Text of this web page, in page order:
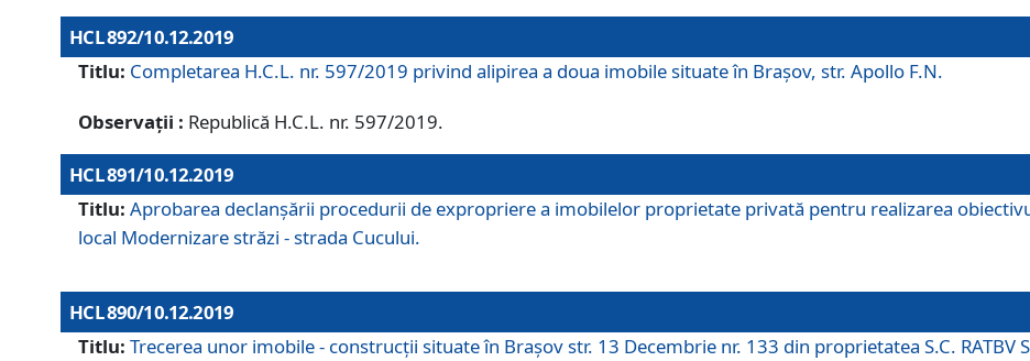
HCL 892/10.12.2019
Titlu: Completarea H.C.L. nr. 597/2019 privind alipirea a doua imobile situate în Brașov, str. Apollo F.N.
Observații : Republică H.C.L. nr. 597/2019.
HCL 891/10.12.2019
Titlu: Aprobarea declanșării procedurii de expropriere a imobilelor proprietate privată pentru realizarea
local Modernizare străzi - strada Cucului.
HCL 890/10.12.2019
Titlu: Trecerea unor imobile - construcții situate în Brașov str. 13 Decembrie nr. 133 din proprietatea S.C.